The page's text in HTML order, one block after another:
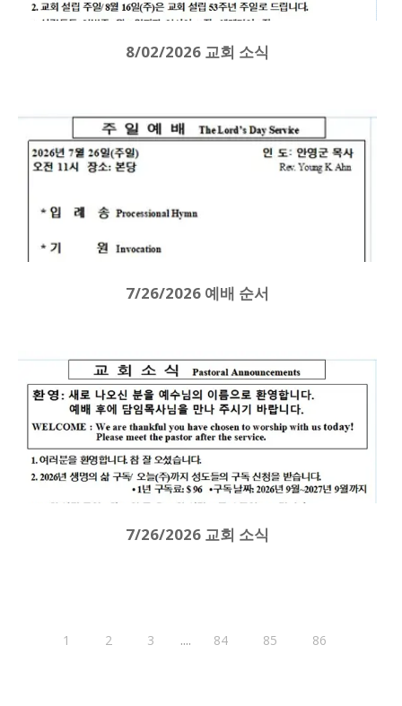
8/02/2026 교회 소식
7/26/2026 예배 순서
7/26/2026 교회 소식
1 2 3 .... 84 85 86